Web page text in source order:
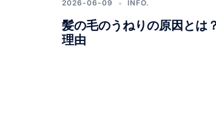
カ)
｜
2026-06-09 INFO.
髪の毛のうねりの原因とは
理由